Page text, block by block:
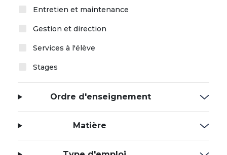
Entretien et maintenance
Gestion et direction
Services à l'élève
Stages
Ordre d'enseignement
Matière